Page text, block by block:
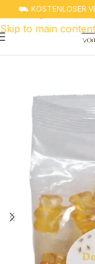
Zur navigation
Skip to main content
⛟ KOSTENLOSER
Süßes zum